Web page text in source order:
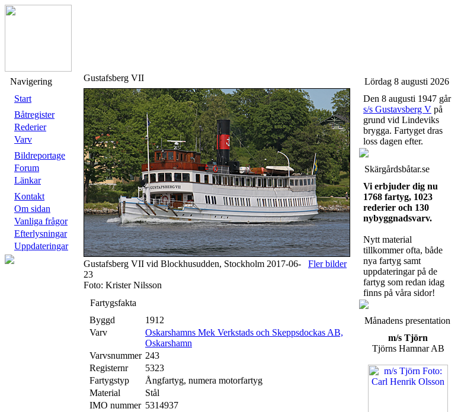
Navigering
Start
Båtregister
Rederier
Varv
Bildreportage
Forum
Länkar
Kontakt
Om sidan
Vanliga frågor
Efterlysningar
Uppdateringar
Gustafsberg VII
Gustafsberg VII vid Blockhusudden, Stockholm 2017-06-
23
Foto: Krister Nilsson
Fler bilder
Fartygsfakta
Byggd
1912
Varv
Oskarshamns Mek Verkstads och Skeppsdockas AB,
Oskarshamn
Varvsnummer 243
Registernr
5323
Fartygstyp
Ångfartyg, numera motorfartyg
Material
Stål
IMO nummer 5314937
Lördag 8 augusti 2026
Den 8 augusti 1947 går
s/s Gustavsberg V på
grund vid Lindeviks
brygga. Fartyget dras
loss dagen efter.
Skärgårdsbåtar.se
Vi erbjuder dig nu
1768 fartyg, 1023
rederier och 130
nybyggnadsvarv.
Nytt material
tillkommer ofta, både
nya fartyg samt
uppdateringar på de
fartyg som redan idag
finns på våra sidor!
Månadens presentation
m/s Tjörn
Tjörns Hamnar AB